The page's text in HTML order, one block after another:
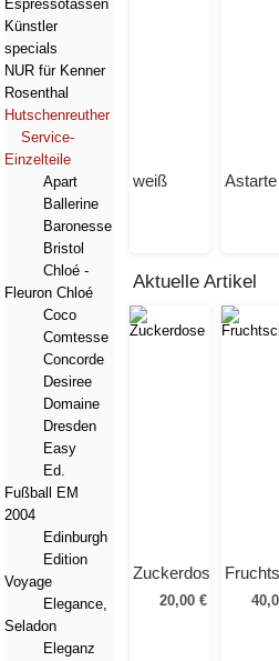
weiß Astarte
Aktuelle Artikel
Zuckerdose
20,00 €
Espressotassen
Künstler
specials
NUR für Kenner
Rosenthal
Hutschenreuther
Service-
Einzelteile
Apart
Ballerine
Baronesse
Bristol
Chloé -
Fleuron Chloé
Coco
Comtesse
Concorde
Desiree
Domaine
Dresden
Easy
Ed.
Fußball EM
2004
Edinburgh
Edition
Voyage
Elegance,
Seladon
Eleganz